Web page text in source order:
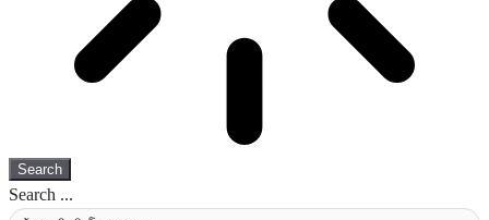
Search
Search ...